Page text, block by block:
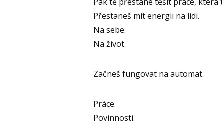
Přestaneš mít energii na lidi.
Na sebe.
Na život.
Začneš fungovat na automat.
Práce.
Povinnosti.